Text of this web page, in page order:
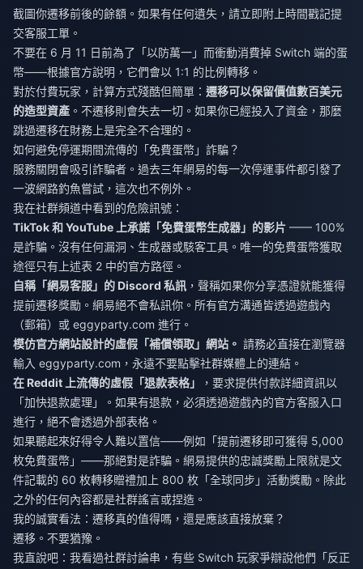
截圖你遷移前後的餘額。如果有任何遺失，請立即附上時間戳記提
交客服工單。
不要在 6 月 11 日前為了「以防萬一」而衝動消費掉 Switch 端的蛋
幣——根據官方說明，它們會以 1:1 的比例轉移。
對於付費玩家，計算方式殘酷但簡單： 遷移可以保留價值數百美元
的造型資產 。不遷移則會失去一切。如果你已經投入了資金，那麼
跳過遷移在財務上是完全不合理的。
如何避免停運期間流傳的「免費蛋幣」詐騙？
服務關閉會吸引詐騙者。過去三年網易的每一次停運事件都引發了
一波網路釣魚嘗試，這次也不例外。
我在社群頻道中看到的危險訊號：
TikTok 和 YouTube 上承諾「免費蛋幣生成器」的影片 —— 100%
是詐騙。沒有任何漏洞、生成器或駭客工具。唯一的免費蛋幣獲取
途徑只有上述表 2 中的官方路徑。
自稱「網易客服」的 Discord 私訊 ，聲稱如果你分享憑證就能獲得
提前遷移獎勵。網易絕不會私訊你。所有官方溝通皆透過遊戲內
（郵箱）或 eggyparty.com 進行。
模仿官方網站設計的虛假「補償領取」網站。 請務必直接在瀏覽器
輸入 eggyparty.com，永遠不要點擊社群媒體上的連結。
在 Reddit 上流傳的虛假「退款表格」
，要求提供付款詳細資訊以
「加快退款處理」。如果有退款，必須透過遊戲內的官方客服入口
進行，絕不會透過外部表格。
如果聽起來好得令人難以置信——例如「提前遷移即可獲得 5,000
枚免費蛋幣」——那絕對是詐騙。網易提供的忠誠獎勵上限就是文
件記載的 60 枚轉移贈禮加上 800 枚「全球同步」活動獎勵。除此
之外的任何內容都是社群謠言或捏造。
我的誠實看法：遷移真的值得嗎，還是應該直接放棄？
遷移。不要猶豫。
我直說吧：我看過社群討論串，有些 Switch 玩家爭辯說他們「反正